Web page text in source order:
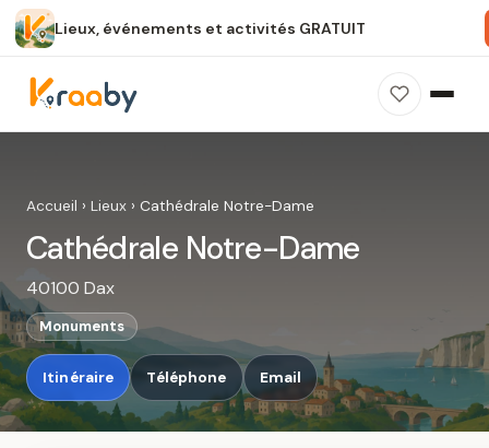
Lieux, événements et activités GRATUIT
spot dans Kraaby.
Accueil › Lieux › Cathédrale Notre-Dame
Cathédrale Notre-Dame
40100 Dax
Monuments
Itinéraire Téléphone Email